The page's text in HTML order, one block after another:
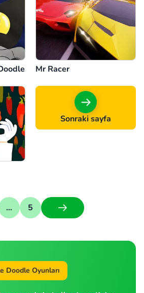
Mr Racer
Sonraki sayfa
... 5
Doodle Oyunları